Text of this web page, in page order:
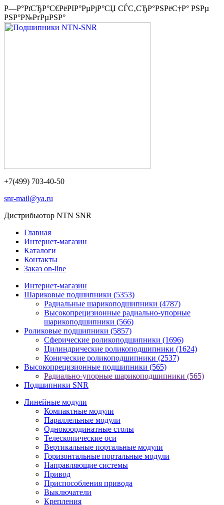
Р—Р°РїСЂР°С€РёРІР°РµРјР°СЏ СЃС‚СЂР°РЅРёС†Р° РЅРµ
РЅР°Р№РґРµРЅР°
+7(499) 703-40-50
snr-mail@ya.ru
Дистрибьютор NTN SNR
Главная
Интернет-магазин
Каталоги
Контакты
Заказ on-line
Интернет-магазин
Шариковые подшипники (5353)
Радиальные шарикоподшипники (4787)
Высокопрецизионные радиально-упорные
шарикоподшипники (566)
Роликовые подшипники (5857)
Сферические роликоподшипники (1696)
Цилиндрические роликоподшипники (1624)
Конические роликоподшипники (2537)
Высокопрецизионные подшипники (565)
Радиально-упорные шарикоподшипники (565)
Подшипники SNR
Линейные модули
Компактные модули
Параллельные модули
Однокоординатные столы
Телескопические оси
Вертикальные портальные модули
Горизонтальные портальные модули
Направляющие системы
Привод
Приспособления привода
Выключатели
Крепления